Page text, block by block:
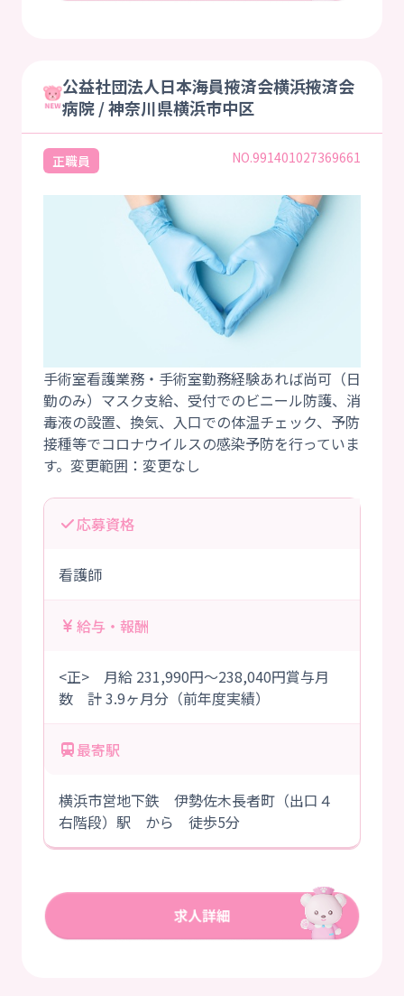
公益社団法人日本海員掖済会横浜掖済会
病院 / 神奈川県横浜市中区
正職員 NO.991401027369661
手術室看護業務・手術室勤務経験あれば尚可（日
勤のみ）マスク支給、受付でのビニール防護、消
毒液の設置、換気、入口での体温チェック、予防
接種等でコロナウイルスの感染予防を行っていま
応募資格
看護師
給与・報酬
<正> 月給 231,990円～238,040円賞与月
数 計 3.9ヶ月分（前年度実績）
最寄駅
横浜市営地下鉄 伊勢佐木長者町（出口４
右階段）駅 から 徒歩5分